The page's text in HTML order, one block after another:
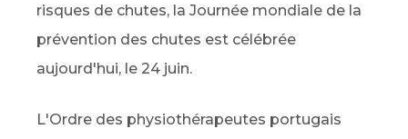
risques de chutes, la Journée mondiale de la
prévention des chutes est célébrée
aujourd'hui, le 24 juin.
L'Ordre des physiothérapeutes portugais